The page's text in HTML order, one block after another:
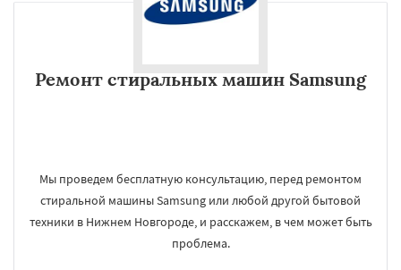
Ремонт стиральных машин Samsung
Мы проведем бесплатную консультацию, перед ремонтом
стиральной машины Samsung или любой другой бытовой
техники в Нижнем Новгороде, и расскажем, в чем может быть
проблема.